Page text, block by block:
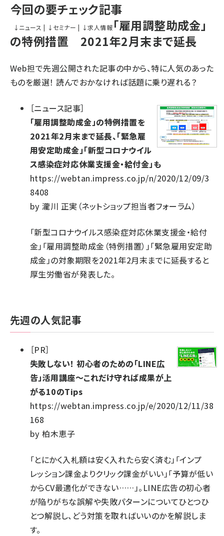
今回の要チェック記事
↓ ニュース | ↓ セミナー | ↓求人情報 「雇用調整助成金」
の特例措置 2021年2月末まで延長
Web担で先週公開された記事の中から、特に人気のあった
ものを厳選！ 読んでおかなければ話題に乗り遅れる？
［ニュース記事］
「雇用調整助成金」の特例措置を
2021年2月末まで延長、「緊急雇
用安定助成金」「新型コロナウイル
ス感染症対応休業支援金・給付金」も
https://webtan.impress.co.jp/n/2020/12/09/3
8408
by 瀧川 正実（ネットショップ担当者フォーラム）
「新型コロナウイルス感染症対応休業支援金・給付
金」「雇用調整助成金（特例措置）」「緊急雇用安定助
成金」の対象期限を2021年2月末までに延長すると
厚生労働省が発表した。
先週の人気記事
［PR］
失敗しない！ 初心者のための「LINE広
告」活用講座～これだけ守れば成果が上
がる10のTips
https://webtan.impress.co.jp/e/2020/12/11/38
168
by柏木恵子
「とにかく入札額は安く入れたら安く済む」「インプ
レッション課金よりクリック課金がいい」「予算が低い
からCV最適化ができない……」。LINE広告の初心者
が陥りがちな誤解や失敗パターンについてひとつひ
とつ解説し、どう対策を取ればいいのかを解説しま
す。